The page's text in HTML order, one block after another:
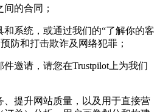
的合同；
系统，或通过我们的“了解你的客
防和打击欺诈及网络犯罪；
邀请，请您在Trustpilot上为我们
、提升网站质量，以及用于直接营